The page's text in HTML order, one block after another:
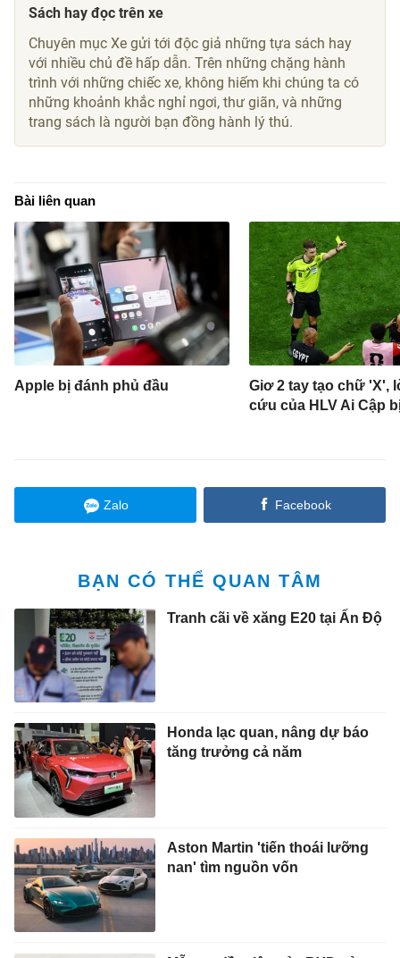
Sách hay đọc trên xe
Chuyên mục Xe gửi tới độc giả những tựa sách hay
với nhiều chủ đề hấp dẫn. Trên những chặng hành
trình với những chiếc xe, không hiếm khi chúng ta có
những khoảnh khắc nghỉ ngơi, thư giãn, và những
trang sách là người bạn đồng hành lý thú.
Bài liên quan
Apple bị đánh phủ đầu
Giơ 2 tay tạo chữ 'X',
cứu của HLV Ai Cập
Zalo Facebook
BẠN CÓ THỂ QUAN TÂM
Tranh cãi về xăng E20 tại Ấn Độ
Honda lạc quan, nâng dự báo
tăng trưởng cả năm
Aston Martin 'tiến thoái lưỡng
nan' tìm nguồn vốn